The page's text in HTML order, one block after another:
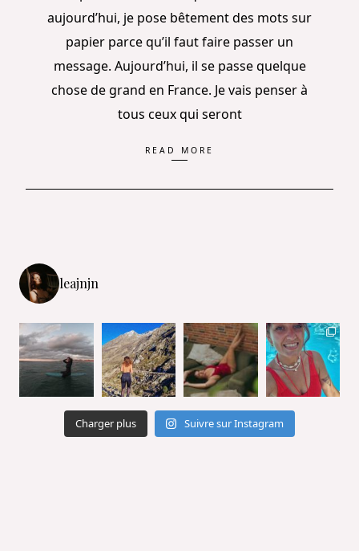
aujourd’hui, je pose bêtement des mots sur
papier parce qu’il faut faire passer un
message. Aujourd’hui, il se passe quelque
chose de grand en France. Je vais penser à
tous ceux qui seront
READ MORE
leajnjn
Charger plus Suivre sur Instagram